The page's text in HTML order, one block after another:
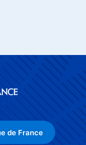
de France